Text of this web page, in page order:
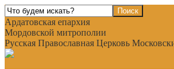
Ардатовская епархия
Мордовской митрополии
Русская Православная Церковь